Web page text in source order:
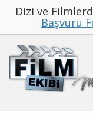
Dizi ve
Başvuru